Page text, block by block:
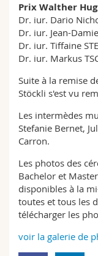
Prix Walther Hug
Dr. iur. Dario
Dr. iur. Jean-
Dr. iur. Tiffaine
Dr. iur. Markus
Suite à la remise
Stöckli s'est vu
Les intermèdes
Stefanie Bernet,
Carron.
Les photos des
Bachelor et
disponibles à la
toutes et tous les
télécharger les
voir la galerie de